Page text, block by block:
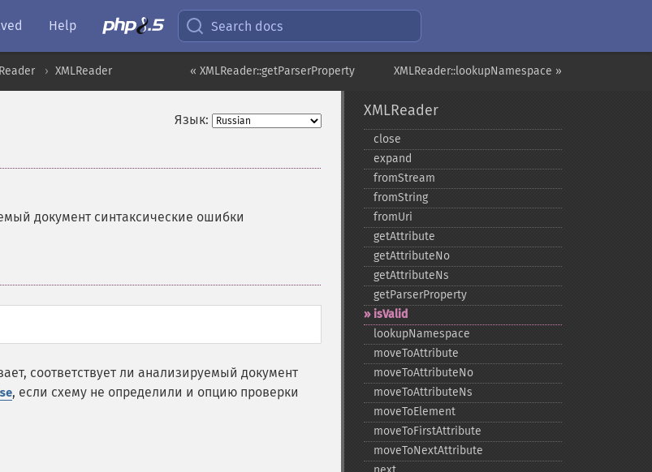
Help Search docs
XMLReader::lookupNamespace »
« XMLReader::getParserProperty
XMLReader
Язык:
документ синтаксические ошибки
соответствует ли анализируемый документ
, если схему не определили и опцию проверки
XMLReader
close
expand
fromStream
fromString
fromUri
getAttribute
getAttributeNo
getAttributeNs
getParserProperty
isValid
lookupNamespace
moveToAttribute
moveToAttributeNo
moveToAttributeNs
moveToElement
moveToFirstAttribute
moveToNextAttribute